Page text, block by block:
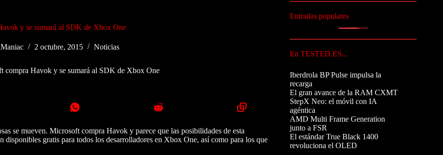
y se sumará al SDK de Xbox One
2 octubre, 2015 Noticias
compra Havok y se sumará al SDK de Xbox One
se mueven. Microsoft compra Havok y parece que las posibilidades de esta
disponibles gratis para todos los desarrolladores en Xbox One, así como para los que
Entradas populares
En TESTED.ES...
Iberdrola BP Pulse impulsa la
recarga
El gran avance de la RAM CXMT
StepX Neo: el móvil con IA
agéntica
AMD Multi Frame Generation
junto a FSR
El estándar True Black 1400
revoluciona el OLED